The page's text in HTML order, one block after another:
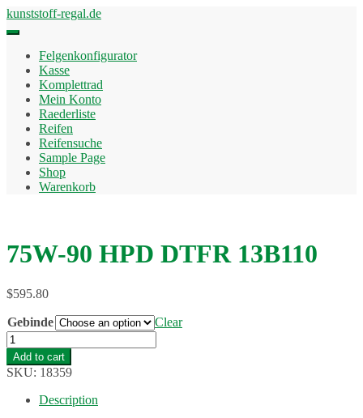
Skip
to
kunststoff-regal.de
Felgenkonfigurator
Kasse
Komplettrad
Mein Konto
Raederliste
Reifen
Reifensuche
Sample Page
Shop
Warenkorb
75W-90 HPD DTFR 13B110
$595.80
Gebinde
Clear
75W-
90
HPD
DTFR
13B110
quantity
Add to cart
SKU: 18359
Description